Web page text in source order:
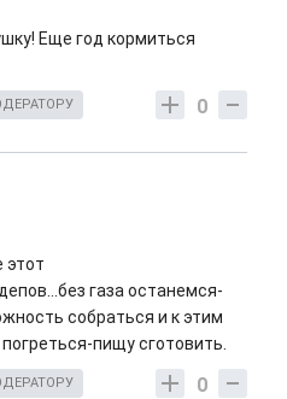
Еще год кормиться
0
этот
газа останемся-
собраться и к этим
пищу сготовить.
0